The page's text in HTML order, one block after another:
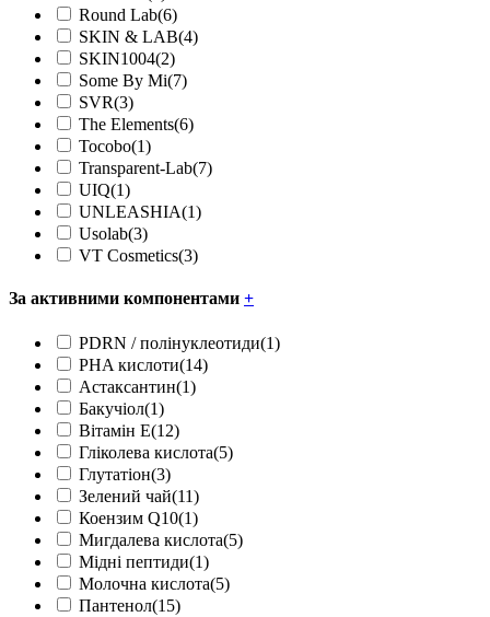
Round Lab(6)
SKIN & LAB(4)
SKIN1004(2)
Some By Mi(7)
SVR(3)
The Elements(6)
Tocobo(1)
Transparent-Lab(7)
UIQ(1)
UNLEASHIA(1)
Usolab(3)
VT Cosmetics(3)
За активними компонентами +
PDRN / полінуклеотиди(1)
PHA кислоти(14)
Астаксантин(1)
Бакучіол(1)
Вітамін Е(12)
Гліколева кислота(5)
Глутатіон(3)
Зелений чай(11)
Коензим Q10(1)
Мигдалева кислота(5)
Мідні пептиди(1)
Молочна кислота(5)
Пантенол(15)